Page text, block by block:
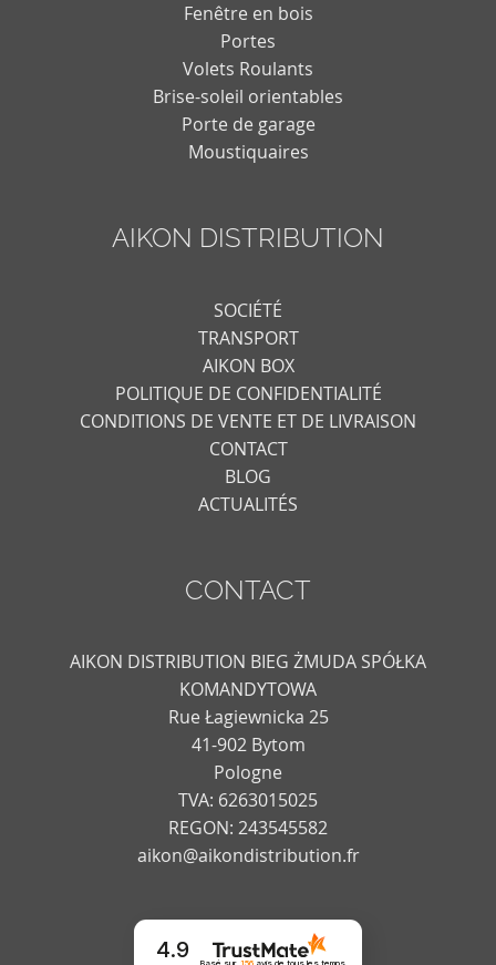
Fenêtre en bois
Portes
Volets Roulants
Brise-soleil orientables
Porte de garage
Moustiquaires
AIKON DISTRIBUTION
SOCIÉTÉ
TRANSPORT
AIKON BOX
POLITIQUE DE CONFIDENTIALITÉ
CONDITIONS DE VENTE ET DE LIVRAISON
CONTACT
BLOG
ACTUALITÉS
CONTACT
AIKON DISTRIBUTION BIEG ŻMUDA SPÓŁKA
KOMANDYTOWA
Rue Łagiewnicka 25
41-902 Bytom
Pologne
TVA: 6263015025
REGON: 243545582
aikon@aikondistribution.fr
4.9